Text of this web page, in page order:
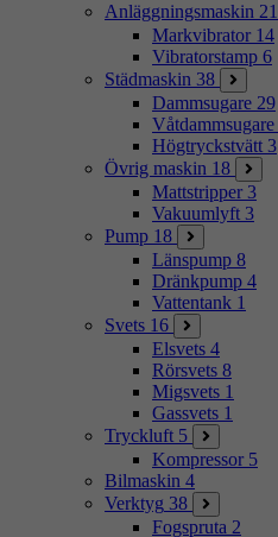
Anläggningsmaskin 21
Markvibrator 14
Vibratorstamp 6
Städmaskin 38
Dammsugare 29
Våtdammsugare
Högtryckstvätt 3
Övrig maskin 18
Mattstripper 3
Vakuumlyft 3
Pump 18
Länspump 8
Dränkpump 4
Vattentank 1
Svets 16
Elsvets 4
Rörsvets 8
Migsvets 1
Gassvets 1
Tryckluft 5
Kompressor 5
Bilmaskin 4
Verktyg 38
Fogspruta 2